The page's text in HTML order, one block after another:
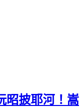
昭披耶河！嵩